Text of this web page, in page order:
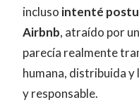
incluso intenté
Airbnb, atraído por
parecía realmente
humana, distribuida y
y responsable.